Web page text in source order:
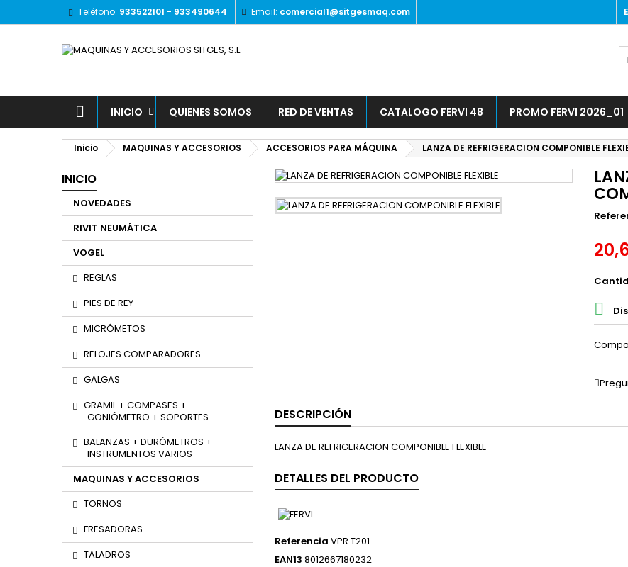
Teléfono: 933522101 - 933490644 Email: comercial1@sitgesmaq.com
INICIO QUIENES SOMOS RED DE VENTAS CATALOGO FERVI 48 PROMO FERVI 2026_01
Inicio MAQUINAS Y ACCESORIOS ACCESORIOS PARA MÁQUINA LANZA DE REFRIGERACION COMPONIBLE
INICIO
NOVEDADES
RIVIT NEUMÁTICA
VOGEL
REGLAS
PIES DE REY
MICRÓMETOS
RELOJES COMPARADORES
GALGAS
GRAMIL + COMPASES +
GONIÓMETRO + SOPORTES
BALANZAS + DURÓMETROS +
INSTRUMENTOS VARIOS
MAQUINAS Y ACCESORIOS
TORNOS
FRESADORAS
TALADROS

DESCRIPCIÓN
LANZA DE REFRIGERACION COMPONIBLE FLEXIBLE
DETALLES DEL PRODUCTO
Referencia VPR.T201
EAN13 8012667180232